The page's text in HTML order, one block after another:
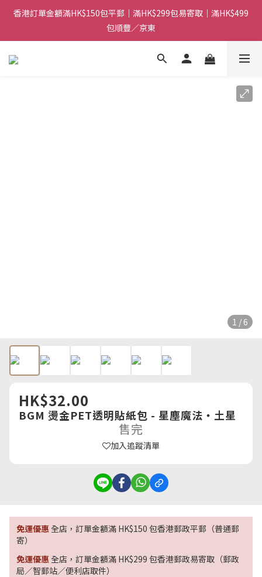
香港訂單金額滿HK$150包平郵｜滿HK$299包易寄取｜滿HK$499
包順豐／京東
香港訂單金額滿HK$150包平郵｜滿HK$299包易寄取｜滿HK$499
包順豐／京東
【網店限定！】指定清貨商品每消費HK$100即享購物金HK$50回
香港訂單金額滿HK$150包平郵｜滿HK$299包易寄取｜滿HK$499
1 / 6
HK$32.00
BGM 燙金PET透明貼紙包 - 星塵魔法・土星
售完
加入追蹤清單
免運優惠全店，訂單金額滿 HK$150 包香港郵政平郵（普通郵
寄）
免運優惠全店，訂單金額滿 HK$299 包香港郵政易寄取（郵政
局／智郵站／便利店取件）